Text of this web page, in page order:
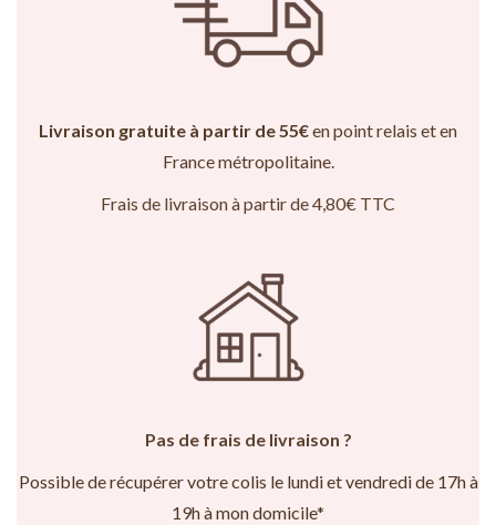
Livraison gratuite à partir de 55€en point relais et en
France métropolitaine.
Frais de livraison à partir de 4,80€ TTC
Pas de frais de livraison ?
Possible de récupérer votre colis le lundi et vendredi de 17h à
19h à mon domicile*